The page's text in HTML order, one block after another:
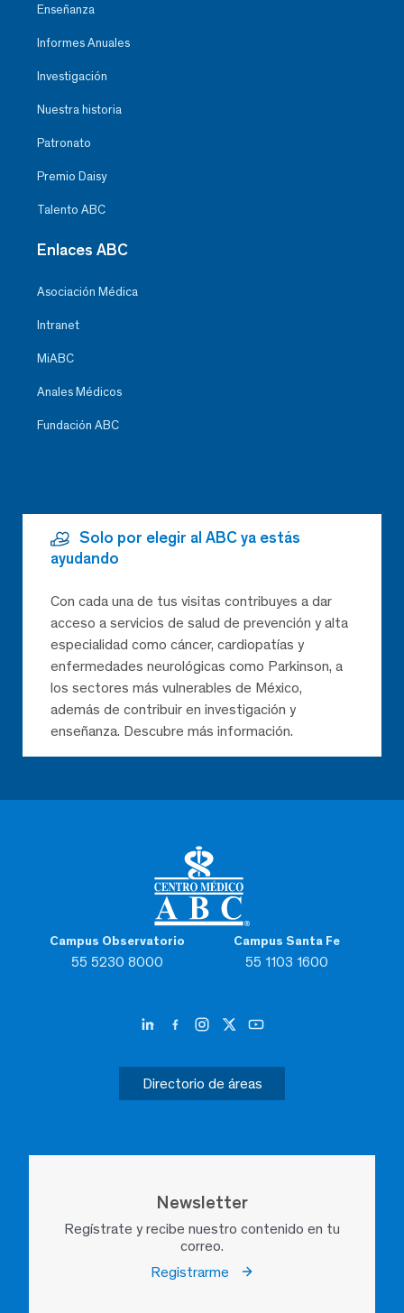
Campus Observatorio
55 5230 8000
Campus Santa Fe
55 1103 1600
Directorio de áreas
Newsletter
Regístrate y recibe nuestro contenido en tu
correo.
Registrarme
Enseñanza
Informes Anuales
Investigación
Nuestra historia
Patronato
Premio Daisy
Talento ABC
Enlaces ABC
Asociación Médica
Intranet
MiABC
Anales Médicos
Fundación ABC
Solo por elegir al ABC ya estás
ayudando
Con cada una de tus visitas contribuyes a dar
acceso a servicios de salud de prevención y alta
especialidad como cáncer, cardiopatías y
enfermedades neurológicas como Parkinson, a
los sectores más vulnerables de México,
además de contribuir en investigación y
enseñanza. Descubre más información.